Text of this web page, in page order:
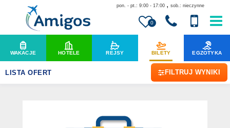
0
pon. - pt.: 9:00 - 17:00 , sob.: nieczynne
WAKACJE HOTELE REJSY BILETY EGZOTYKA
LISTA OFERT FILTRUJ WYNIKI